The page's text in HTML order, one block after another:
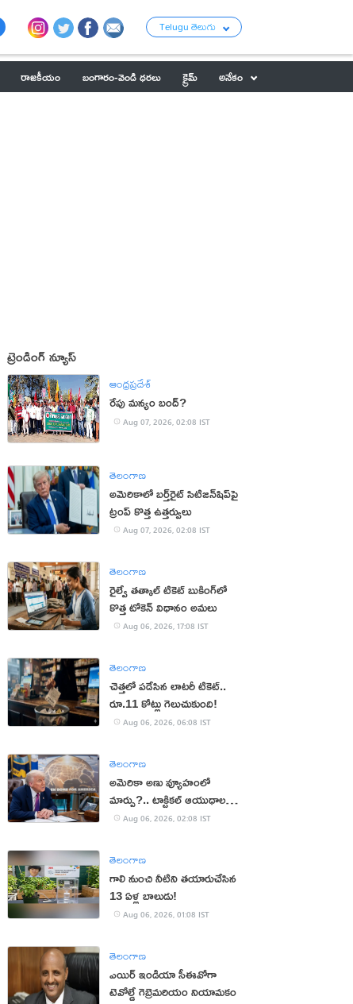
Telugu తెలుగు
రాజకీయం బంగారం-వెండి ధరలు క్రైమ్
అనేకం
ట్రెండింగ్ న్యూస్
ఆంధ్రప్రదేశ్
రేపు మన్యం బంద్‌?
Aug 07, 2026, 02:08 IST
తెలంగాణ
అమెరికాలో బర్త్‌రైట్ సిటిజన్‌షిప్‌పై
ట్రంప్ కొత్త ఉత్తర్వులు
Aug 07, 2026, 02:08 IST
తెలంగాణ
రైల్వే తత్కాల్ టికెట్ బుకింగ్‌లో
కొత్త టోకెన్ విధానం అమలు
Aug 06, 2026, 17:08 IST
తెలంగాణ
చెత్తలో పడేసిన లాటరీ టికెట్..
రూ.11 కోట్లు గెలుచుకుంది!
Aug 06, 2026, 06:08 IST
తెలంగాణ
అమెరికా అణు వ్యూహంలో
మార్పు?.. టాక్టికల్ ఆయుధాలకు
ప్రాధాన్యం!
Aug 06, 2026, 02:08 IST
తెలంగాణ
గాలి నుంచి నీటిని తయారుచేసిన
13 ఏళ్ల బాలుడు!
Aug 06, 2026, 01:08 IST
తెలంగాణ
ఎయిర్ ఇండియా సీఈవోగా
టెవోల్డే గెబ్రెమరియం నియామకం